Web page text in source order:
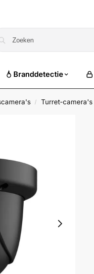
Branddetectie
/ Turret-camera's